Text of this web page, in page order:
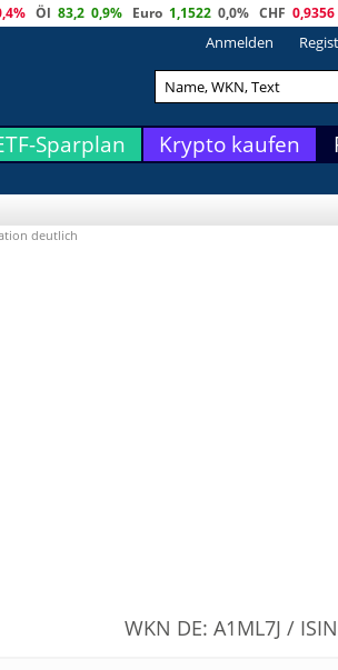
Öl 83,2 0,9% Euro 1,1522 0,0% CHF 0,9356
Anmelden
Sparplan Krypto kaufen
deutlich
WKN DE: A1ML7J /